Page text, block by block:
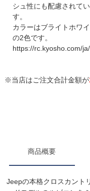
シュ性にも配慮されて
す。
カラーはブライトホワ
の2色です。
https://rc.kyosho.com/
※当店はご注文合計金額が
商品概要
Jeepの本格クロスカント